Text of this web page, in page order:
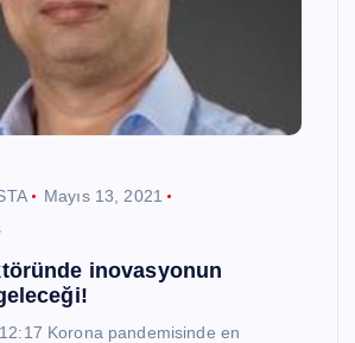
Mayıs 13, 2021
inovasyonun
Korona pandemisinde en